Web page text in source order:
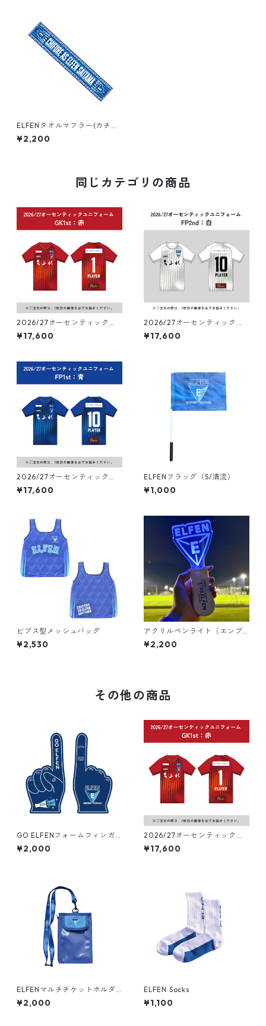
ELFENタオルマフラー(カチス
ト）
¥2,200
同じカテゴリの商品
2026/27オーセンティックユ
ニフォーム ゴールキーパー（1
st：赤）
¥17,600
2026/27オーセンティックユ
ニフォーム フィールドプレー
ヤー（2nd：白）
¥17,600
2026/27オーセンティックユ
ニフォーム フィールドプレー
ヤー（1st：青）
¥17,600
ELFENフラッグ（S/清流）
¥1,000
ビブス型メッシュバッグ
¥2,530
アクリルペンライト（エンブ
レム）
¥2,200
その他の商品
GO ELFENフォームフィンガ
ー
¥2,000
2026/27オーセンティックユ
ニフォーム ゴールキーパー（1
st：赤）
¥17,600
ELFENマルチチケットホルダ
ー
¥2,000
ELFEN Socks
¥1,100